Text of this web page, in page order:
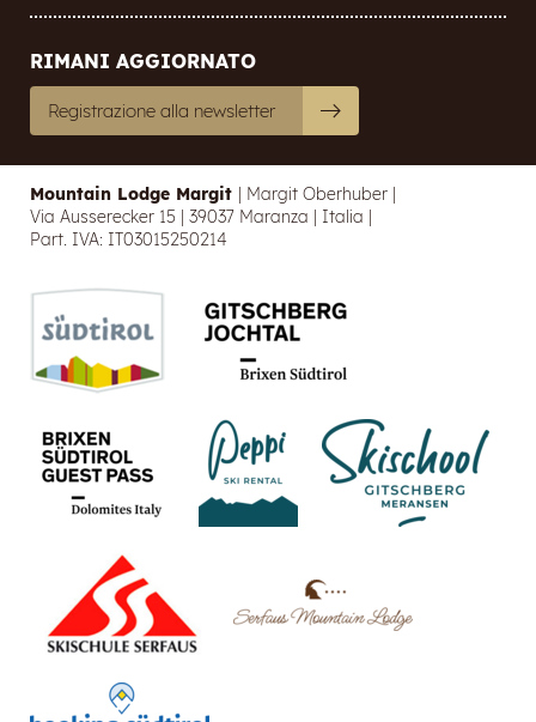
RIMANI AGGIORNATO
Registrazione alla newsletter
Mountain Lodge Margit Margit Oberhuber
Via Ausserecker 15
39037 Maranza Italia
Part. IVA: IT03015250214